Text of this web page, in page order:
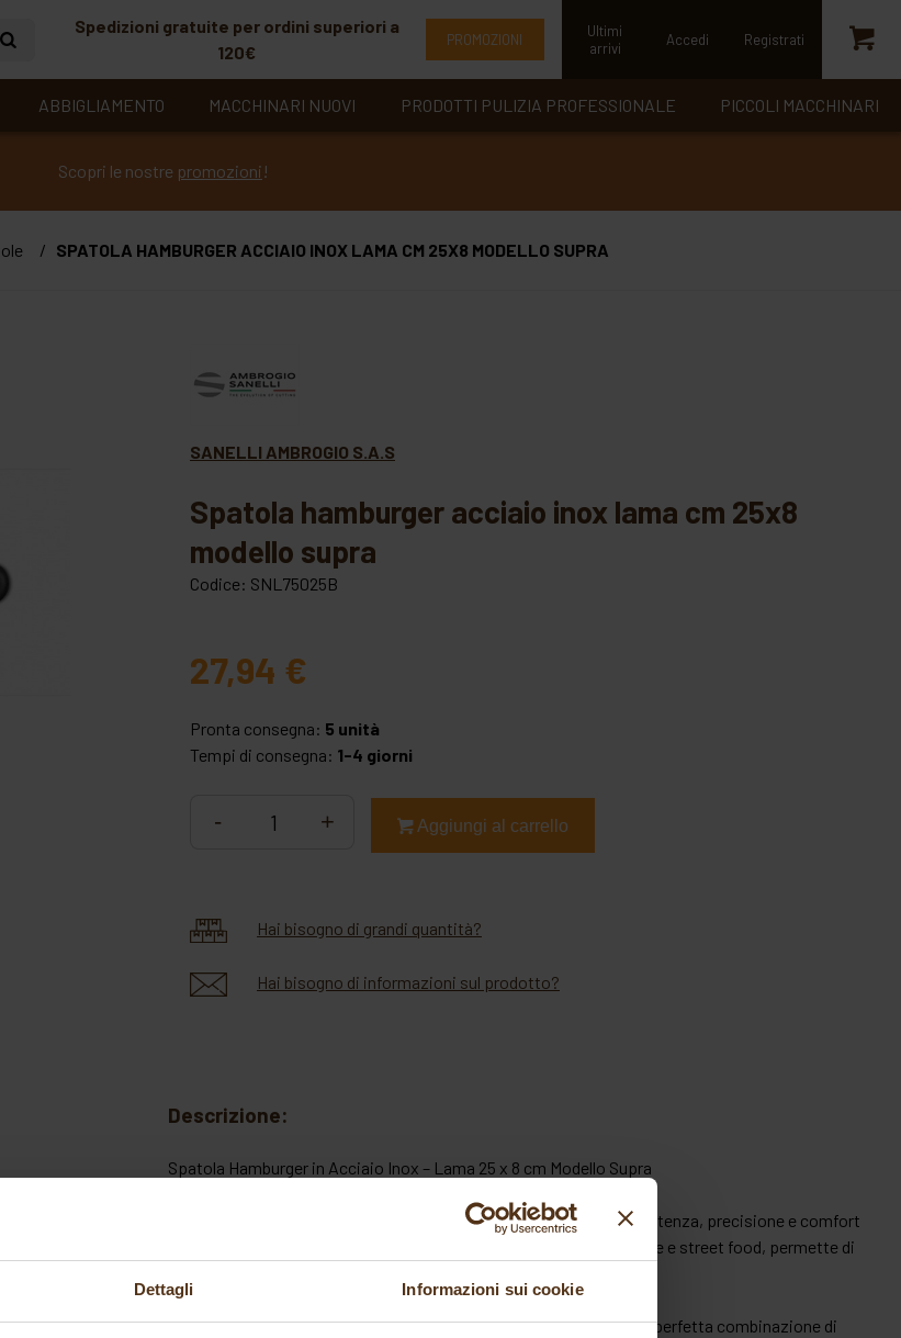
Dettagli Informazioni sui cookie
PROMOZIONI
Ultimi
arrivi
Accedi Registrati
Spedizioni gratuite per ordini superiori a
120€
ABBIGLIAMENTO MACCHINARI NUOVI PRODOTTI PULIZIA PROFESSIONALE PICCOLI MACCHINARI
Scopri le nostre promozioni!
SPATOLA HAMBURGER ACCIAIO INOX LAMA CM 25X8 MODELLO SUPRA
SANELLI AMBROGIO S.A.S
spatola hamburger acciaio inox lama cm 25x8
modello supra
Codice: SNL75025B
27,94 €
Pronta consegna: 5 unità
Tempi di consegna: 1-4 giorni
+
- Aggiungi al carrello
Hai bisogno di grandi quantità?
Hai bisogno di informazioni sul prodotto?
Descrizione:
Spatola Hamburger in Acciaio Inox – Lama 25 x 8 cm Modello Supra
Spatola professionale per hamburger progettata per garantire resistenza, precisione e comfort
durante l’utilizzo. Ideale per cucine professionali, ristoranti, griglierie e street food, permette di
La lama è realizzata in acciaio inox AISI 420, studiato per offrire la perfetta combinazione di